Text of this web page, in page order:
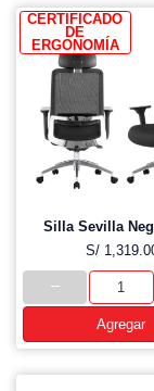
CERTIFICADO
DE
ERGONOMÍA
Silla Sevilla
S/
Agregar